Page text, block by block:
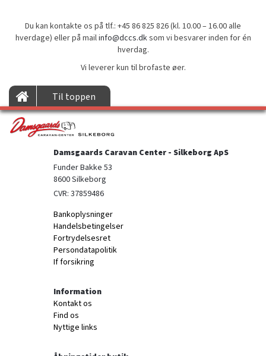
Du kan kontakte os på tlf.: +45 86 825 826 (kl. 10.00 – 16.00 alle
hverdage) eller på mailinfo@dccs.dksom vi besvarer inden for én
hverdag.
Vi leverer kun til brofaste øer.
Til toppen
Damsgaards Caravan Center - Silkeborg ApS
Funder Bakke 53
8600 Silkeborg
CVR: 37859486
Bankoplysninger
Handelsbetingelser
Fortrydelsesret
Persondatapolitik
If forsikring
Information
Kontakt os
Find os
Nyttige links